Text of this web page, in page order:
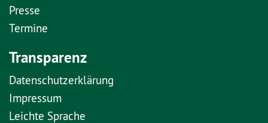
Presse
Termine
Transparenz
Datenschutzerklärung
Impressum
Leichte Sprache